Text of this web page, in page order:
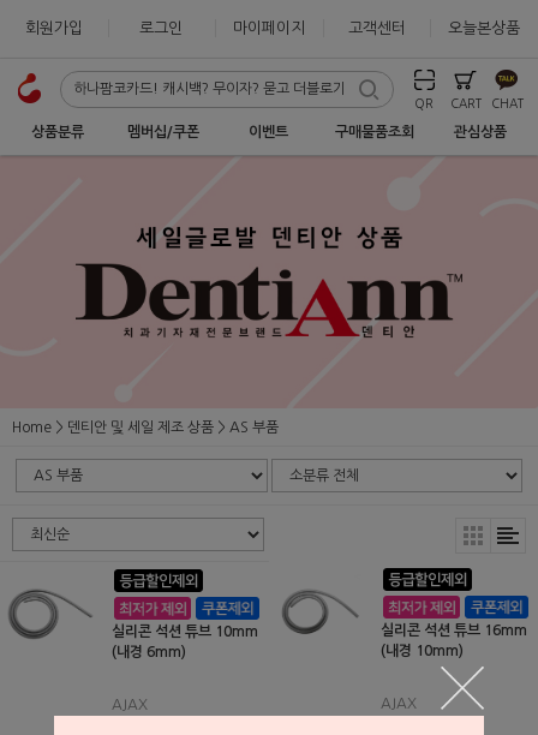
회원가입 로그인 마이페이지 고객센터 오늘본상품
QR CART CHAT
상품분류 멤버십/쿠폰 이벤트 구매물품조회 관심상품
Home 덴티안 및 세일 제조 상품 AS 부품
실리콘 석션 튜브 10mm
(내경 6mm)
AJAX
실리콘 석션 튜브 16mm
(내경 10mm)
AJAX